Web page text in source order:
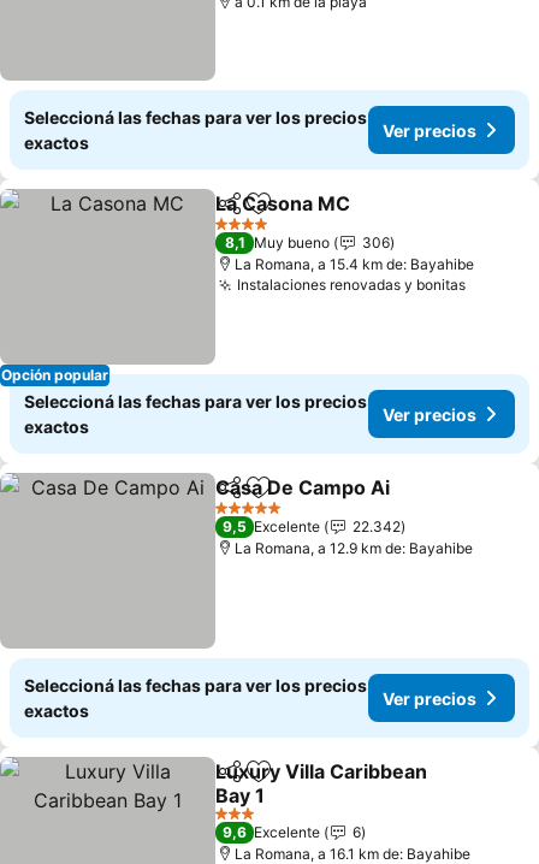
Seleccioná las fechas para ver los precios
exactos
Ver precios
Opción popular
CompartirAñadir a favoritos
La Casona MC
4 Estrellas
8,1 Muy bueno
306
La Romana, a 15.4 km de: Bayahibe
Instalaciones renovadas y bonitasVer
Seleccioná las fechas para ver los precios
exactos
Ver precios
CompartirAñadir a favoritos
Casa De Campo Ai
5 Estrellas
9,5 Excelente
22.342
La Romana, a 12.9 km de: Bayahibe
Seleccioná las fechas para ver los precios
exactos
Ver precios
CompartirAñadir a favoritos
Luxury Villa Caribbean
Bay 1
Ver precios
3 Estrellas
9,6 Excelente
6
La Romana, a 16.1 km de: Bayahibe